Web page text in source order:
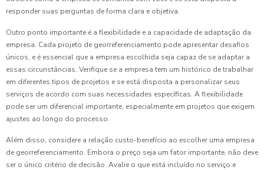
responder suas perguntas de forma clara e objetiva.
Outro ponto importante é a flexibilidade e a capacidade de adaptação da
empresa. Cada projeto de georreferenciamento pode apresentar desafios
únicos, e é essencial que a empresa escolhida seja capaz de se adaptar a
essas circunstâncias. Verifique se a empresa tem um histórico de trabalhar
em diferentes tipos de projetos e se está disposta a personalizar seus
serviços de acordo com suas necessidades específicas. A flexibilidade
pode ser um diferencial importante, especialmente em projetos que exigem
ajustes ao longo do processo.
Além disso, considere a relação custo-benefício ao escolher uma empresa
de georreferenciamento. Embora o preço seja um fator importante, não deve
ser o único critério de decisão. Avalie o que está incluído no serviço e